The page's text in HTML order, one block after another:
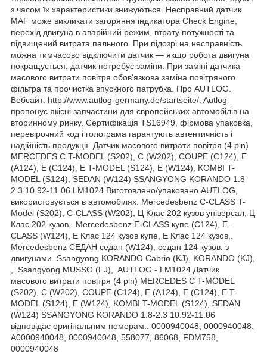
з часом їх характеристики знижуються. Несправний датчик
MAF може викликати загоряння індикатора Check Engine,
перехід двигуна в аварійний режим, втрату потужності та
підвищений витрата пального. При підозрі на несправність
можна тимчасово відключити датчик — якщо робота двигуна
покращується, датчик потребує заміни. При заміні датчика
масового витрати повітря обов'язкова заміна повітряного
фільтра та прочистка впускного патрубка. Про AUTLOG.
Вебсайт: http://www.autlog-germany.de/startseite/. Autlog
пропонує якісні запчастини для європейських автомобілів на
вторинному ринку. Сертифікація TS16949, фірмова упаковка,
перевірочний код і голограма гарантують автентичність і
надійність продукції. Датчик масового витрати повітря (4 pin)
MERCEDES C T-MODEL (S202), C (W202), COUPE (C124), E
(A124), E (C124), E T-MODEL (S124), E (W124), KOMBI T-
MODEL (S124), SEDAN (W124) SSANGYONG KORANDO 1.8-
2.3 10.92-11.06 LM1024 Виготовлено/упаковано AUTLOG,
використовується в автомобілях. Mercedesbenz C-CLASS T-
Model (S202), C-CLASS (W202), Ц Клас 202 кузов універсал, Ц
Клас 202 кузов,. Mercedesbenz E-CLASS купе (C124), E-
CLASS (W124), Е Клас 124 кузов купе, Е Клас 124 кузов,.
Mercedesbenz СЕДАН седан (W124), седан 124 кузов. з
двигунами. Ssangyong KORANDO Cabrio (KJ), KORANDO (KJ),
,. Ssangyong MUSSO (FJ),. AUTLOG - LM1024 Датчик
масового витрати повітря (4 pin) MERCEDES C T-MODEL
(S202), C (W202), COUPE (C124), E (A124), E (C124), E T-
MODEL (S124), E (W124), KOMBI T-MODEL (S124), SEDAN
(W124) SSANGYONG KORANDO 1.8-2.3 10.92-11.06
відповідає оригінальним номерам:. 0000940048, 0000940048,
A0000940048, 0000940048, 558077, 86068, FDM758,
0000940048